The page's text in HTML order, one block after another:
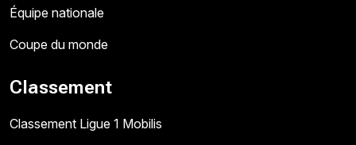
Équipe nationale
Coupe du monde
Classement
Classement Ligue 1 Mobilis